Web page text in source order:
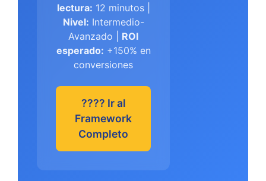
lectura: 12 minutos |
Nivel: Intermedio-
Avanzado | ROI
esperado: +150% en
conversiones
???? Ir al
Framework
Completo